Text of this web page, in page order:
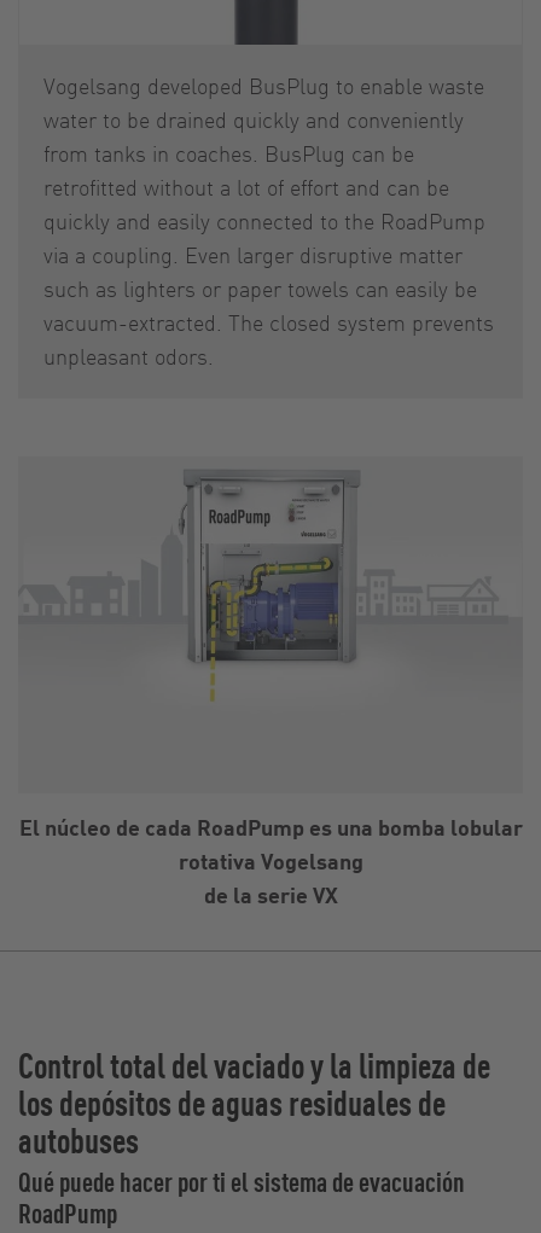
Vogelsang developed BusPlug to enable waste
water to be drained quickly and conveniently
from tanks in coaches. BusPlug can be
retrofitted without a lot of effort and can be
quickly and easily connected to the RoadPump
via a coupling. Even larger disruptive matter
such as lighters or paper towels can easily be
vacuum-extracted. The closed system prevents
unpleasant odors.
El núcleo de cada RoadPump es una bomba lobular
rotativa Vogelsang
de la serie VX
Control total del vaciado y la limpieza de
los depósitos de aguas residuales de
autobuses
Qué puede hacer por ti el sistema de evacuación
RoadPump